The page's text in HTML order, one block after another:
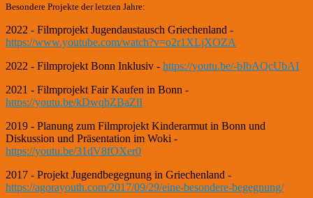
Besondere Projekte der letzten Jahre:
2022 - Filmprojekt Jugendaustausch Griechenland -
https://www.youtube.com/watch?v=o2r1XLjXOZA
2022 - Filmprojekt Bonn Inklusiv - https://youtu.be/-bIbAQcUbAI
2021 - Filmprojekt Fair Kaufen in Bonn -
https://youtu.be/kDwqbZBaZlI
2019 - Planung zum Filmprojekt Kinderarmut in Bonn und
Diskussion und Präsentation im Woki -
https://youtu.be/31dV8fOXer0
2017 - Projekt Jugendbegegnung in Griechenland -
https://agorayouth.com/2017/09/29/eine-besondere-begegnung/